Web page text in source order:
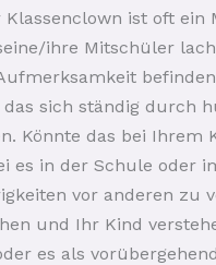
Klassenclown ist oft
ihre Mitschüler
sich ständig durch
Könnte das bei
es in der Schule oder
vor anderen
und Ihr Kind
es als